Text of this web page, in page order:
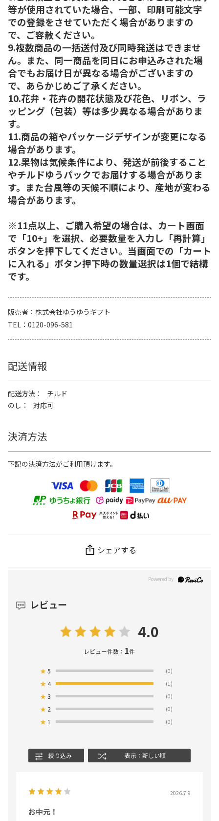
等が使用されていた場合、一部、印刷可能文字
での登録をさせていただく場合がありますの
で、ご容赦ください。
9.複数商品の一括送付及び同時発送はできませ
ん。また、同一商品を同日にお申込みされた場
合でもお届け日が異なる場合がございますの
で、あらかじめご了承ください。
10.花弁・花卉の開花状態及び花色、リボン、ラ
ッピング（包装）等は多少異なる場合がありま
す。
11.商品の箱やパッケージデザインが変更になる
場合があります。
12.果物は気候条件により、発送が前後すること
やチルドゆうパックでお届けする場合がありま
す。また台風等の天候不順により、産地が変わる
場合があります。
※11点以上、ご購入希望の場合は、カート画面
で「10+」を選択、必要数量を入力し「再計算」
ボタンを押下してください。当画面での「カート
に入れる」ボタン押下時の数量選択は1個で結構
です。
販売者
株式会社ゆうゆうギフト
TEL
0120-096-581
配送情報
配送方法
チルド
のし
対応可
決済方法
下記の決済方法がご利用頂けます。
シェアする
レビュー
4.0
レビュー件数： 1件
★5 (0)
★4 (1)
★3 (0)
★ 2 (0)
★ 1 (0)
絞り込み 表示：新しい順
2026.7.9
お中元！